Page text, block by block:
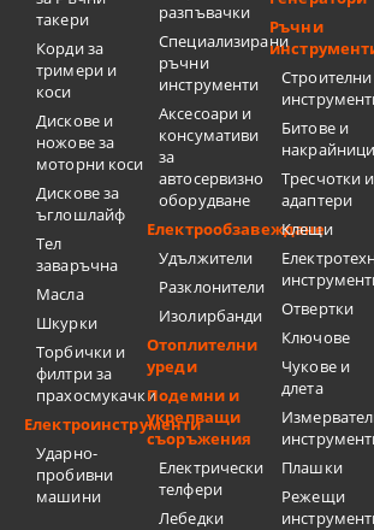
такери
Корди за
тримери и
коси
Дискове и
ножове за
моторни коси
Дискове за
ъглошлайф
Тел
заваръчна
Масла
Шкурки
Торбички и
филтри за
прахосмукачки
Електроинструменти
Ударно-
пробивни
машини
разпъвачки
Специализирани
ръчни
инструменти
Аксесоари и
консумативи
за
автосервизно
оборудване
Електрообзавеждане
Удължители
Разклонители
Изолирбанди
Отоплителни
уреди
Подемни и
укрепващи
съоръжения
Електрически
телфери
Лебедки
Ръчни
Строителни
Битове и
накрайници
Тресчотки и
адаптери
Клещи
Отвертки
Ключове
Чукове и
длета
Плашки
Режещи